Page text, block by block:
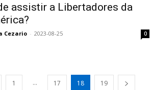
assistir a Libertadores da
Cezario - 2023-08-25 0
1 ... 17 18 19